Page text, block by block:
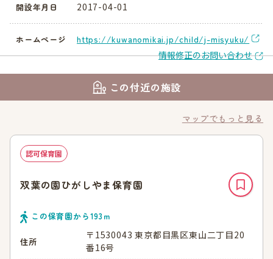
開設年月日 2017-04-01
ホームページ
https://kuwanomikai.jp/child/j-misyuku/
情報修正のお問い合わせ
この付近の施設
マップでもっと見る
認可保育園
双葉の園ひがしやま保育園
この保育園から193ｍ
住所
〒1530043 東京都目黒区東山二丁目20
番16号